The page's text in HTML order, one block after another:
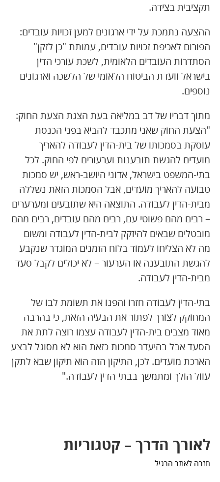
תקציבית בצידה.
ההצעה נתמכת על ידי ארגונים למען זכויות עובדים:
הפורום לאכיפת זכויות עובדים, עמותת "כן לזקן"
הסתדרות העובדים הלאומית, לשכת עורכי הדין
בישראל וועדת הביטוח הלאומי של הלשכה וארגונים
נוספים.
מתוך דבריו של דב במליאה בעת הצגת הצעת החוק:
"הצעת החוק שאני מתכבד להביא בפני הכנסת
עוסקת בסמכותו של בית-הדין לעבודה להאריך
מועדים להגשת תובענות וערעורים לפי החוק. לכל
בתי-המשפט בישראל, אדוני היושב-ראש, יש סמכות
טבועה להאריך מועדים, אבל הסמכות הזאת נשללה
מבית-הדין לעבודה. התוצאה היא שתובעים ומערערים
– רבים מהם פשוטי עם, רבים מהם עובדים, רבים מהם
מובטלים שבאים להיזקק לבית-הדין לעבודה ומשום
מה לא הצליחו לעמוד בלוח הזמנים המוגדר שנקבע
להגשת התובענה או הערעור – לא יכולים לקבל סעד
מבית-הדין לעבודה.
בתי-הדין לעבודה חזרו והפנו את תשומת לבו של
המחוקק לצורך לפתור את הבעיה הזאת, כי בהרבה
מאוד מצבים בית-הדין לעבודה עצמו רוצה לתת את
הסעד אבל בהיעדר סמכות כזאת הוא לא מסוגל לבצע
הארכת מועדים. לכן, התיקון הזה הוא תיקון שבא לתקן
עוול הולך ומתמשך בבתי-הדין לעבודה."
לאורך הדרך – קטגוריות
חזרה לאתר הרגיל